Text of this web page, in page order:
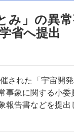
み」の異
省へ提出
された「宇宙開
象に関する小委
報告書などを提